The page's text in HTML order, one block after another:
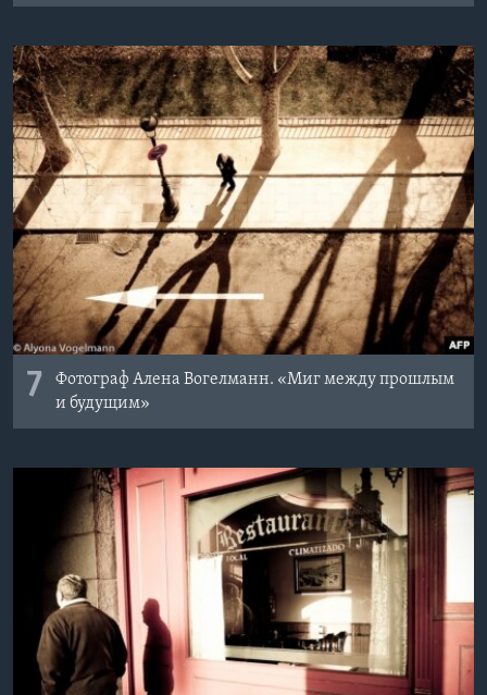
7
Фотограф Алена Вогелманн. «Миг между прошлым
и будущим»